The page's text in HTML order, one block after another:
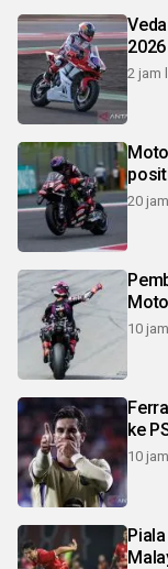
2026
2 jam
20
10
ke
10